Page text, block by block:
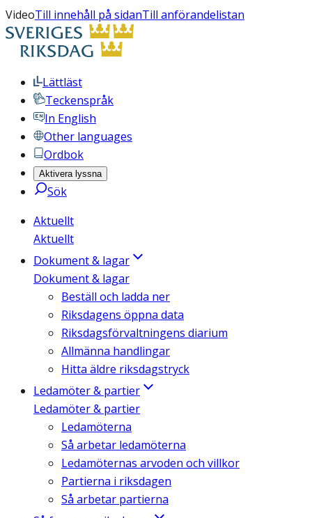
VideoTill innehåll på sidanTill anförandelistan
Lättläst
Teckenspråk
In English
Other languages
Ordbok
Aktivera lyssna
Sök
Aktuellt
Aktuellt
Dokument & lagar
Dokument & lagar
Beställ och ladda ner
Riksdagens öppna data
Riksdagsförvaltningens diarium
Allmänna handlingar
Hitta äldre riksdagstryck
Ledamöter & partier
Ledamöter & partier
Ledamöterna
Så arbetar ledamöterna
Ledamöternas arvoden och villkor
Partierna i riksdagen
Så arbetar partierna